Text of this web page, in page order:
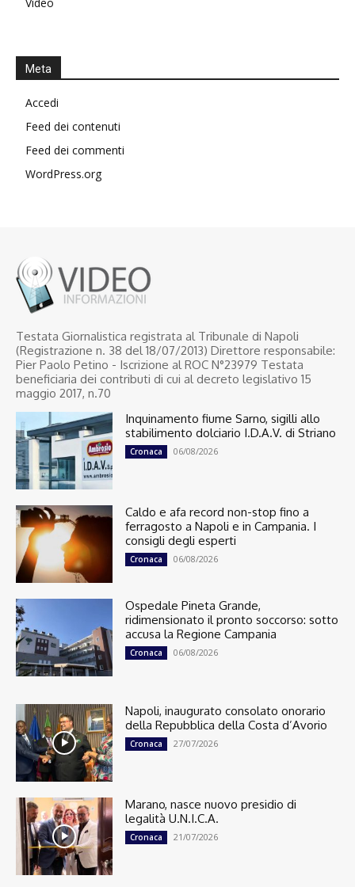
Meta
Accedi
Feed dei contenuti
Feed dei commenti
WordPress.org
Testata Giornalistica registrata al Tribunale di Napoli
(Registrazione n. 38 del 18/07/2013) Direttore responsabile:
Pier Paolo Petino - Iscrizione al ROC N°23979 Testata
beneficiaria dei contributi di cui al decreto legislativo 15
maggio 2017, n.70
Inquinamento fiume Sarno, sigilli allo
stabilimento dolciario I.D.A.V. di Striano
Cronaca 06/08/2026
Caldo e afa record non-stop fino a
ferragosto a Napoli e in Campania. I
consigli degli esperti
Cronaca 06/08/2026
Ospedale Pineta Grande,
ridimensionato il pronto soccorso: sotto
accusa la Regione Campania
Cronaca 06/08/2026
Napoli, inaugurato consolato onorario
della Repubblica della Costa d’Avorio
Cronaca 27/07/2026
Marano, nasce nuovo presidio di
legalità U.N.I.C.A.
Cronaca 21/07/2026